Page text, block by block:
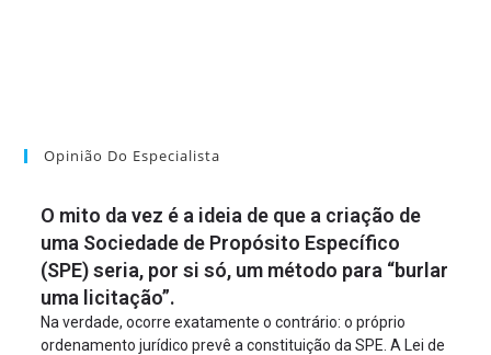
Opinião Do Especialista
O mito da vez é a ideia de que a criação de
uma Sociedade de Propósito Específico
(SPE) seria, por si só, um método para “burlar
uma licitação”.
Na verdade, ocorre exatamente o contrário: o próprio
ordenamento jurídico prevê a constituição da SPE. A Lei de